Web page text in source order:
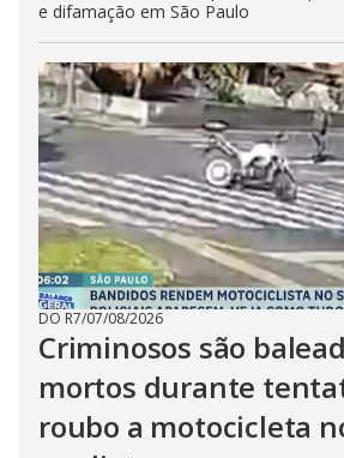
e difamação em São Paulo
DO R7/07/08/2026
Criminosos são
mortos durante
roubo a motocicleta